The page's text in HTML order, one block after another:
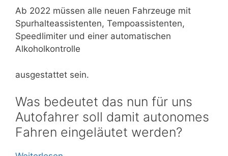
Ab 2022 müssen alle neuen Fahrzeuge mit
Spurhalteassistenten, Tempoassistenten,
Speedlimiter und einer automatischen
Alkoholkontrolle
ausgestattet sein.
Was bedeutet das nun für uns
Autofahrer soll damit autonomes
Fahren eingeläutet werden?